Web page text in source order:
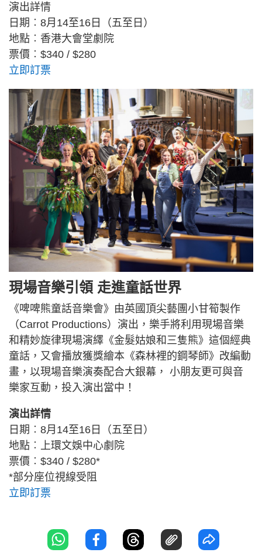
演出詳情
日期︰8月14至16日（五至日）
地點︰香港大會堂劇院
票價︰$340 / $280
立即訂票
現場音樂引領 走進童話世界
《啤啤熊童話音樂會》由英國頂尖藝團小甘筍製作
（Carrot Productions）演出，樂手將利用現場音樂
和精妙旋律現場演繹《金髮姑娘和三隻熊》這個經典
童話，又會播放獲獎繪本《森林裡的鋼琴師》改編動
畫，以現場音樂演奏配合大銀幕， 小朋友更可與音
樂家互動，投入演出當中！
演出詳情
日期︰8月14至16日（五至日）
地點︰上環文娛中心劇院
票價︰$340 / $280*
*部分座位視線受阻
立即訂票